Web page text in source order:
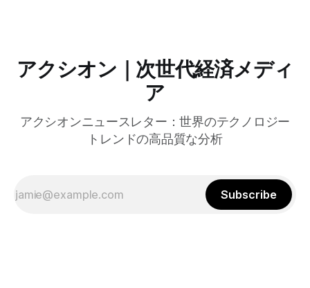
アクシオン｜次世代経済メディ
ア
アクシオンニュースレター：世界のテクノロジー
トレンドの高品質な分析
Subscribe